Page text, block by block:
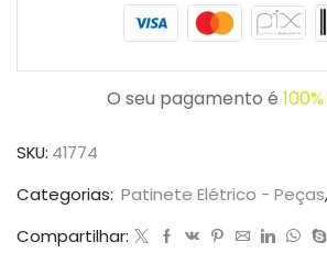
O seu pagamento é
SKU: 41774
Categorias: Patinete Elétrico - Peças,
Compartilhar: